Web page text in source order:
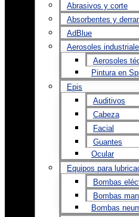
Abrasivos y corte
Absorbentes y
AdBlue
Aerosoles
Aerosoles
Pintura en
Epis
Auditivos
Cabeza
Facial
Guantes
Ocular
Equipos para
Bombas
Bombas
Bombas